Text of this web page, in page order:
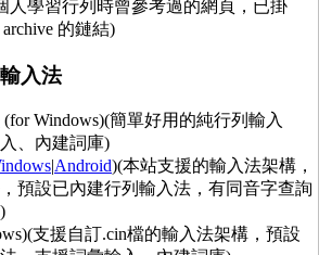
人學習行列時曾參考過的網頁，已掛
的鏈結)
入法
(for Windows)(簡單好用的純行列輸入
、內建詞庫)
|Android)(本站支援的輸入法架構，
預設已內建行列輸入法，有同音字查詢
支援自訂.cin檔的輸入法架構，預設